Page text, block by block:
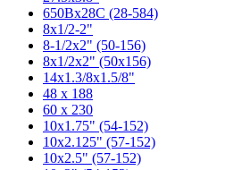
650Bx28C (28-584)
8x1/2-2"
8-1/2x2" (50-156)
8x1/2x2" (50x156)
14x1.3/8x1.5/8"
48 x 188
60 x 230
10x1.75" (54-152)
10x2.125" (57-152)
10x2.5" (57-152)